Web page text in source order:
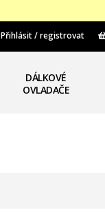
Přihlásit / registrovat
DÁLKOVÉ
OVLADAČE